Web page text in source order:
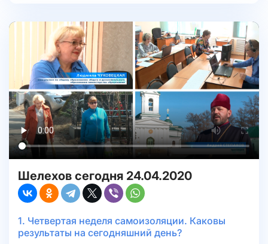
Шелехов сегодня 24.04.2020
1. Четвертая неделя самоизоляции. Каковы
результаты на сегодняшний день?